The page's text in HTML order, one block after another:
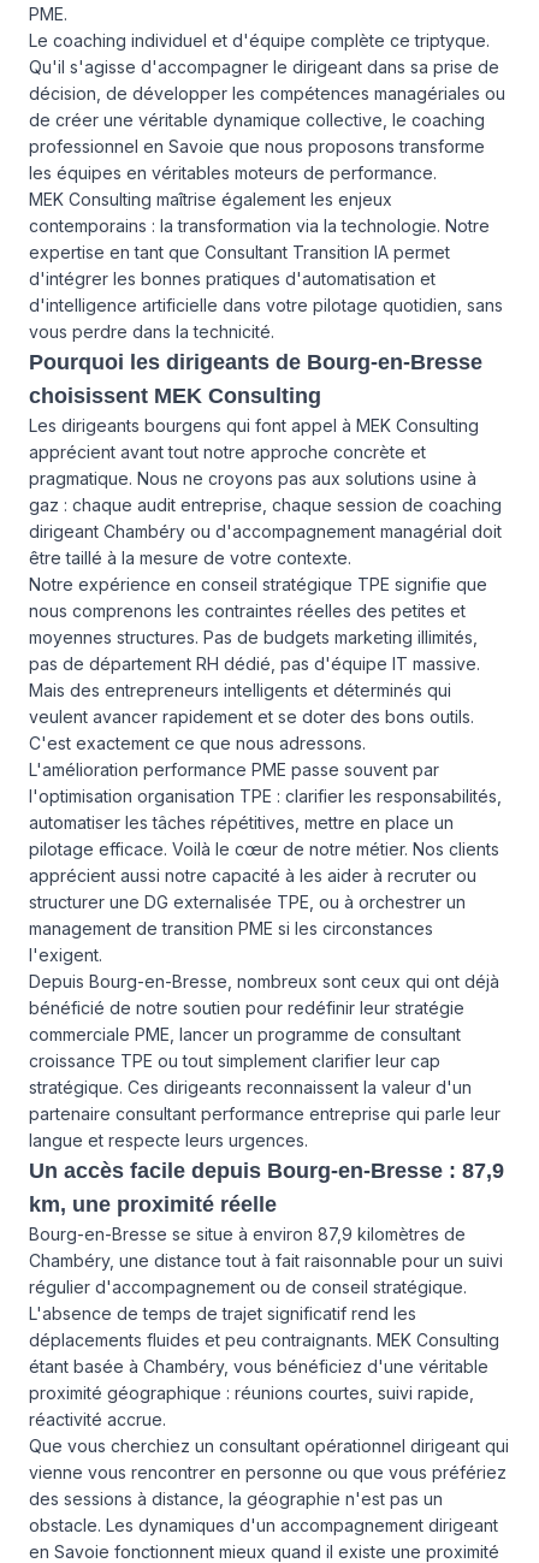
PME.
Le coaching individuel et d'équipe complète ce triptyque.
Qu'il s'agisse d'accompagner le dirigeant dans sa prise de
décision, de développer les compétences managériales ou
de créer une véritable dynamique collective, le coaching
professionnel en Savoie que nous proposons transforme
les équipes en véritables moteurs de performance.
MEK Consulting maîtrise également les enjeux
contemporains : la transformation via la technologie. Notre
expertise en tant que Consultant Transition IA permet
d'intégrer les bonnes pratiques d'automatisation et
d'intelligence artificielle dans votre pilotage quotidien, sans
vous perdre dans la technicité.
Pourquoi les dirigeants de Bourg-en-Bresse
choisissent MEK Consulting
Les dirigeants bourgens qui font appel à MEK Consulting
apprécient avant tout notre approche concrète et
pragmatique. Nous ne croyons pas aux solutions usine à
gaz : chaque audit entreprise, chaque session de coaching
dirigeant Chambéry ou d'accompagnement managérial doit
être taillé à la mesure de votre contexte.
Notre expérience en conseil stratégique TPE signifie que
nous comprenons les contraintes réelles des petites et
moyennes structures. Pas de budgets marketing illimités,
pas de département RH dédié, pas d'équipe IT massive.
Mais des entrepreneurs intelligents et déterminés qui
veulent avancer rapidement et se doter des bons outils.
C'est exactement ce que nous adressons.
L'amélioration performance PME passe souvent par
l'optimisation organisation TPE : clarifier les responsabilités,
automatiser les tâches répétitives, mettre en place un
pilotage efficace. Voilà le cœur de notre métier. Nos clients
apprécient aussi notre capacité à les aider à recruter ou
structurer une DG externalisée TPE, ou à orchestrer un
management de transition PME si les circonstances
l'exigent.
Depuis Bourg-en-Bresse, nombreux sont ceux qui ont déjà
bénéficié de notre soutien pour redéfinir leur stratégie
commerciale PME, lancer un programme de consultant
croissance TPE ou tout simplement clarifier leur cap
stratégique. Ces dirigeants reconnaissent la valeur d'un
partenaire consultant performance entreprise qui parle leur
langue et respecte leurs urgences.
Un accès facile depuis Bourg-en-Bresse : 87,9
km, une proximité réelle
Bourg-en-Bresse se situe à environ 87,9 kilomètres de
Chambéry, une distance tout à fait raisonnable pour un suivi
régulier d'accompagnement ou de conseil stratégique.
L'absence de temps de trajet significatif rend les
déplacements fluides et peu contraignants. MEK Consulting
étant basée à Chambéry, vous bénéficiez d'une véritable
proximité géographique : réunions courtes, suivi rapide,
réactivité accrue.
Que vous cherchiez un consultant opérationnel dirigeant qui
vienne vous rencontrer en personne ou que vous préfériez
des sessions à distance, la géographie n'est pas un
obstacle. Les dynamiques d'un accompagnement dirigeant
en Savoie fonctionnent mieux quand il existe une proximité